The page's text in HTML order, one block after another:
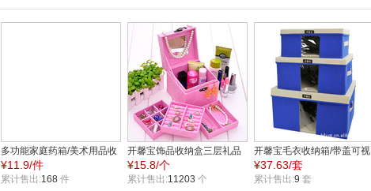
多功能家庭药箱/美术用品收
纳箱（2245） 儿童整理箱储
物箱
¥11.9/件
累计售出:168 件
开馨宝饰品收纳盒三层礼品
高档饰品盒欧式复古公主首
饰收纳盒
¥15.8/个
累计售出:11203 个
开馨宝毛衣收纳箱/带盖可视
衣物整理箱三件套--蓝色
（K8226-3）
¥37.63/套
累计售出:9 套